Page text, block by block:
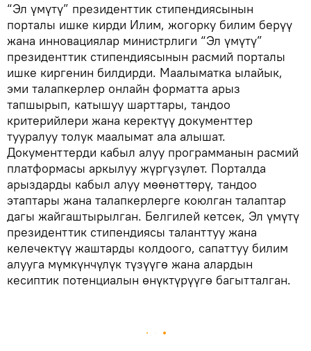
“Эл үмүтү” президенттик стипендиясынын
порталы ишке кирди Илим, жогорку билим берүү
жана инновациялар министрлиги “Эл үмүтү”
президенттик стипендиясынын расмий порталы
ишке киргенин билдирди. Маалыматка ылайык,
эми талапкерлер онлайн форматта арыз
тапшырып, катышуу шарттары, тандоо
критерийлери жана керектүү документтер
тууралуу толук маалымат ала алышат.
Документтерди кабыл алуу программанын расмий
платформасы аркылуу жүргүзүлөт. Порталда
арыздарды кабыл алуу мөөнөттөрү, тандоо
этаптары жана талапкерлерге коюлган талаптар
дагы жайгаштырылган. Белгилей кетсек, Эл үмүтү
президенттик стипендиясы таланттуу жана
келечектүү жаштарды колдоого, сапаттуу билим
алууга мүмкүнчүлүк түзүүгө жана алардын
кесиптик потенциалын өнүктүрүүгө багытталган.